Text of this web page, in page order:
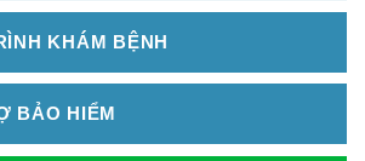
KHÁM BỆNH
BẢO HIỂM